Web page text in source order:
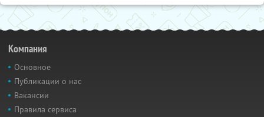
Компания
Основное
Публикации о нас
Вакансии
Правила сервиса